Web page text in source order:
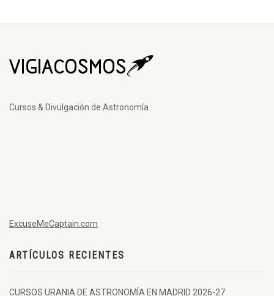
Cursos & Divulgación de Astronomía
ExcuseMeCaptain.com
ARTÍCULOS RECIENTES
CURSOS URANIA DE ASTRONOMÍA EN MADRID 2026-27